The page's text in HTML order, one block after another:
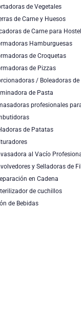
de Vegetales
de Carne y Huesos
de Carne para
Hamburguesas
de Croquetas
de Pizzas
/ Boleadoras de
de Pasta
profesionales
de Patatas
al Vacío
y Selladoras de
en Cadena
de cuchillos
de Bebidas